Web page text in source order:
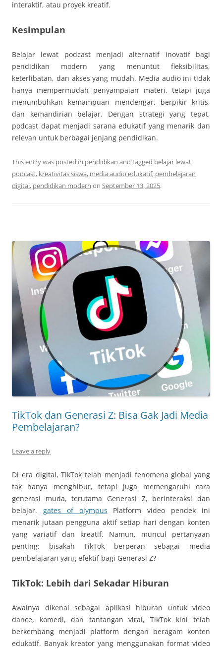
interaktif, atau proyek kreatif.
Kesimpulan
Belajar lewat podcast menjadi alternatif inovatif bagi
pendidikan modern yang menuntut fleksibilitas,
keterlibatan, dan akses yang mudah. Media audio ini tidak
hanya mempermudah penyampaian materi, tetapi juga
menumbuhkan kemampuan mendengar, berpikir kritis,
dan kemandirian belajar. Dengan strategi yang tepat,
podcast dapat menjadi sarana edukatif yang menarik dan
relevan untuk berbagai jenjang pendidikan.
This entry was posted in pendidikan and tagged belajar lewat
podcast, kreativitas siswa, media audio edukatif, pembelajaran
digital, pendidikan modern on September 13, 2025.
TikTok dan Generasi Z: Bisa Gak Jadi Media
Pembelajaran?
Leave a reply
Di era digital, TikTok telah menjadi fenomena global yang
tak hanya menghibur, tetapi juga memengaruhi cara
generasi muda, terutama Generasi Z, berinteraksi dan
belajar. gates of olympus Platform video pendek ini
menarik jutaan pengguna aktif setiap hari dengan konten
yang variatif dan kreatif. Namun, muncul pertanyaan
penting: bisakah TikTok berperan sebagai media
pembelajaran yang efektif bagi Generasi Z?
TikTok: Lebih dari Sekadar Hiburan
Awalnya dikenal sebagai aplikasi hiburan untuk video
dance, komedi, dan tantangan viral, TikTok kini telah
berkembang menjadi platform dengan beragam konten
edukatif. Banyak kreator yang menggunakan format video